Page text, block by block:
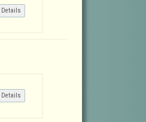
Details
Details